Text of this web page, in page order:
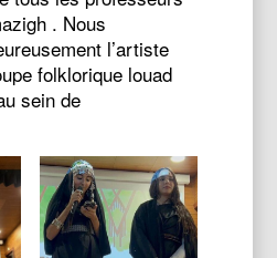
. Nous
l’artiste
folklorique louad
sein de